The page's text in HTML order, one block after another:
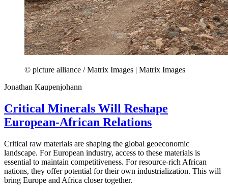
© picture alliance / Matrix Images | Matrix Images
Jonathan Kaupenjohann
Critical Minerals Will Reshape
European-African Relations
Critical raw materials are shaping the global geoeconomic
landscape. For European industry, access to these materials is
essential to maintain competitiveness. For resource-rich African
nations, they offer potential for their own industrialization. This will
bring Europe and Africa closer together.